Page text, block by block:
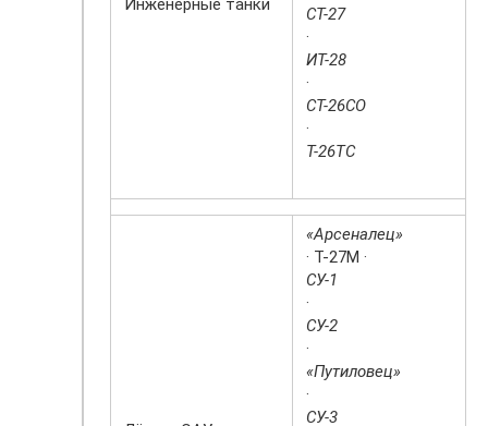
Инженерные танки
СТ-27
·
ИТ-28
·
СТ-26СО
·
Т-26ТС
«Арсеналец»
· Т-27М ·
СУ-1
·
СУ-2
·
«Путиловец»
·
СУ-3